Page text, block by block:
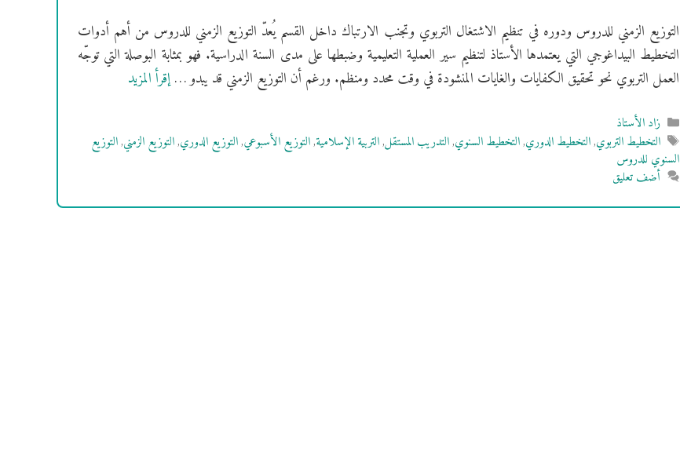
التوزيع الزمني للدروس ودوره في تنظيم الاشتغال التربوي وتجنب الارتباك داخل القسم يُعدّ التوزيع الزمني للدروس من أهم أدوات
التخطيط البيداغوجي التي يعتمدها الأستاذ لتنظيم سير العملية التعليمية وضبطها على مدى السنة الدراسية. فهو بمثابة البوصلة التي توجّه
العمل التربوي نحو تحقيق الكفايات والغايات المنشودة في وقت محدد ومنظم. ورغم أن التوزيع الزمني قد يبدو …إقرأ المزيد
التصنيفات
زاد الأستاذ
الوسوم
التخطيط التربوي,التخطيط الدوري,التخطيط السنوي,التدريب المستقل,التربية الإسلامية,التوزيع الأسبوعي,التوزيع الدوري,التوزيع الزمني,التوزيع
السنوي للدروس
أضف تعليق